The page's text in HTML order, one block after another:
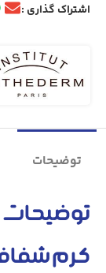
اشتراک گذاری :
توضیحات
توضیحات